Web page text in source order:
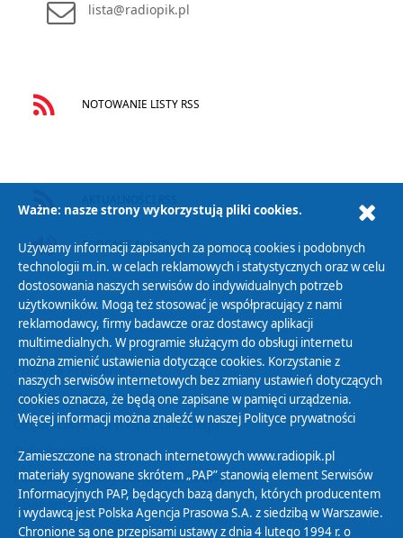
lista@radiopik.pl
NOTOWANIE LISTY RSS
PODCAST AUDIO
Polityka Prywatności
Zasady korzystania z Serwisu
Organizacje Pożytku Publicznego
Cyfryzacja DAB+
Polityka ochrony danych osobowych
Abonament
Zamówienia publiczne
Ważne: nasze strony wykorzystują pliki cookies.
Używamy informacji zapisanych za pomocą cookies i podobnych
technologii m.in. w celach reklamowych i statystycznych oraz w celu
dostosowania naszych serwisów do indywidualnych potrzeb
użytkowników. Mogą też stosować je współpracujący z nami
reklamodawcy, firmy badawcze oraz dostawcy aplikacji
multimedialnych. W programie służącym do obsługi internetu
można zmienić ustawienia dotyczące cookies. Korzystanie z
naszych serwisów internetowych bez zmiany ustawień dotyczących
cookies oznacza, że będą one zapisane w pamięci urządzenia.
Więcej informacji można znaleźć w naszej Polityce prywatności
Zamieszczone na stronach internetowych www.radiopik.pl
materiały sygnowane skrótem „PAP” stanowią element Serwisów
Informacyjnych PAP, będących bazą danych, których producentem
i wydawcą jest Polska Agencja Prasowa S.A. z siedzibą w Warszawie.
Chronione są one przepisami ustawy z dnia 4 lutego 1994 r. o